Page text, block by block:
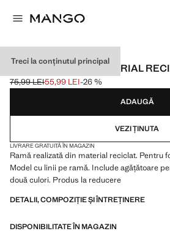
Treci la conținutul principal
RAMĂ MARE DIN MATERIAL
Preț inițial tăiat [75,99 LEI ]
75,99 LEI
Preț actual [55,99 LEI ]
55,99 LEI-26 %
Selectează o culoare
ADAUGĂ
VEZI ȚINUTA
LIVRARE GRATUITĂ ÎN MAGAZIN
Ramă realizată din material reciclat. Pentru
Model cu linii pe ramă. Include agățătoare
două culori. Produs la reducere
DETALII, COMPOZIȚIE ȘI ÎNTREȚINERE
DISPONIBILITATE ÎN MAGAZIN